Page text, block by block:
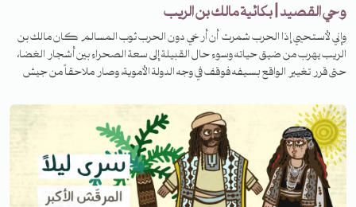
وحي القصيد | بكائية مالك بن الريب
وإني لأستحيي إذا الحرب شمرت أن أرخي دون الحرب ثوب المسالم كان مالك بن
الريب يهرب من ضيق حياته وسوء حال القبيلة إلى سعة الصحراء بين أشجار الغضا،
حتى قرر تغيير الواقع بسيفه فوقف في وجه الدولة الأموية، وصار ملاحقاً من جيش
لقائه سعيداً بن عثمان. استمعوا إلى الحلقة لتعرفوا قصته.